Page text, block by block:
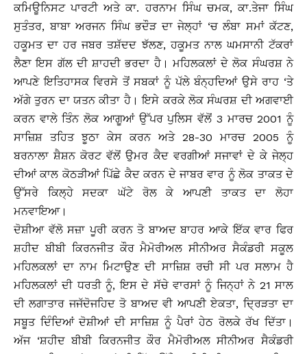
ਕਮਿਊਨਿਸਟ ਪਾਰਟੀ ਅਤੇ ਕਾ. ਹਰਨਾਮ ਸਿੰਘ ਚਮਕ, ਕਾ.ਤੇਜਾ ਸਿੰਘ
ਸੁਤੰਤਰ, ਬਾਬਾ ਅਰਜਨ ਸਿੰਘ ਭਦੌੜ ਦਾ ਜੇਲ੍ਹਾਂ ‘ਚ ਲੰਬਾ ਸਮਾਂ ਕੱਟਣ,
ਹਕੂਮਤ ਦਾ ਹਰ ਜਬਰ ਤਸ਼ੱਦਦ ਝੱਲਣ, ਹਕੂਮਤ ਨਾਲ ਘਮਸਾਨੀ ਟੱਕਰਾਂ
ਲੈਣਾ ਇਸ ਗੱਲ ਦੀ ਸ਼ਾਹਦੀ ਭਰਦਾ ਹੈ। ਮਹਿਲਕਲਾਂ ਦੇ ਲੋਕ ਸੰਘਰਸ਼ ਨੇ
ਆਪਣੇ ਇਤਿਹਾਸਕ ਵਿਰਸੇ ਤੋਂ ਸਬਕਾਂ ਨੂੰ ਪੱਲੇ ਬੰਨ੍ਹਦਿਆਂ ਉਸੇ ਰਾਹ ‘ਤੇ
ਅੱਗੇ ਤੁਰਨ ਦਾ ਯਤਨ ਕੀਤਾ ਹੈ। ਇਸੇ ਕਰਕੇ ਲੋਕ ਸੰਘਰਸ਼ ਦੀ ਅਗਵਾਈ
ਕਰਨ ਵਾਲੇ ਤਿੰਨ ਲੋਕ ਆਗੂਆਂ ਉੱਪਰ ਪੁਲਿਸ ਵੱਲੋਂ 3 ਮਾਰਚ 2001 ਨੂੰ
ਸਾਜ਼ਿਸ਼ ਤਹਿਤ ਝੂਠਾ ਕੇਸ ਕਰਨ ਅਤੇ 28-30 ਮਾਰਚ 2005 ਨੂੰ
ਬਰਨਾਲਾ ਸ਼ੈਸ਼ਨ ਕੋਰਟ ਵੱਲੋਂ ਉਮਰ ਕੈਦ ਵਰਗੀਆਂ ਸਜਾਵਾਂ ਦੇ ਕੇ ਜੇਲ੍ਹ
ਦੀਆਂ ਕਾਲ ਕੋਠੜੀਆਂ ਪਿੱਛੇ ਕੈਦ ਕਰਨ ਦੇ ਜਾਬਰ ਵਾਰ ਨੂੰ ਲੋਕ ਤਾਕਤ ਦੇ
ਉੱਸਰੇ ਕਿਲ੍ਹੇ ਸਦਕਾ ਘੱਟੇ ਰੋਲ ਕੇ ਆਪਣੀ ਤਾਕਤ ਦਾ ਲੋਹਾ
ਮਨਵਾਇਆ।
ਦੋਸ਼ੀਆ ਵੱਲੋ ਸਜ਼ਾ ਪੂਰੀ ਕਰਨ ਤੋ ਬਾਅਦ ਬਾਹਰ ਆਕੇ ਇੱਕ ਵਾਰ ਫਿਰ
ਸ਼ਹੀਦ ਬੀਬੀ ਕਿਰਨਜੀਤ ਕੌਰ ਮੈਮੋਰੀਅਲ ਸੀਨੀਅਰ ਸੈਕੰਡਰੀ ਸਕੂਲ
ਮਹਿਲਕਲਾਂ ਦਾ ਨਾਮ ਮਿਟਾਉਣ ਦੀ ਸਾਜ਼ਿਸ਼ ਰਚੀ ਸੀ ਪਰ ਸਲਾਮ ਹੈ
ਮਹਿਲਕਲਾਂ ਦੀ ਧਰਤੀ ਨੂੰ, ਇਸ ਦੇ ਸੱਚੇ ਵਾਰਸਾਂ ਨੂੰ ਜਿਨ੍ਹਾਂ ਨੇ 21 ਸਾਲ
ਦੀ ਲਗਾਤਾਰ ਜਜੱਦੋਜਹਿਦ ਤੋ ਬਾਅਦ ਵੀ ਆਪਣੀ ਏਕਤਾ, ਦ੍ਰਿੜਤਾ ਦਾ
ਸਬੂਤ ਦਿੰਦਿਆਂ ਦੋਸ਼ੀਆਂ ਦੀ ਸਾਜ਼ਿਸ਼ ਨੂੰ ਪੈਰਾਂ ਹੇਠ ਰੋਲਕੇ ਰੱਖ ਦਿੱਤਾ।
ਅੱਜ ‘ਸ਼ਹੀਦ ਬੀਬੀ ਕਿਰਨਜੀਤ ਕੌਰ ਮੈਮੋਰੀਅਲ ਸੀਨੀਅਰ ਸੈਕੰਡਰੀ